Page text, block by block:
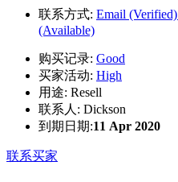
联系方式: Email (Verified)
(Available)
购买记录: Good
买家活动: High
用途: Resell
联系人: Dickson
到期日期:11 Apr 2020
联系买家